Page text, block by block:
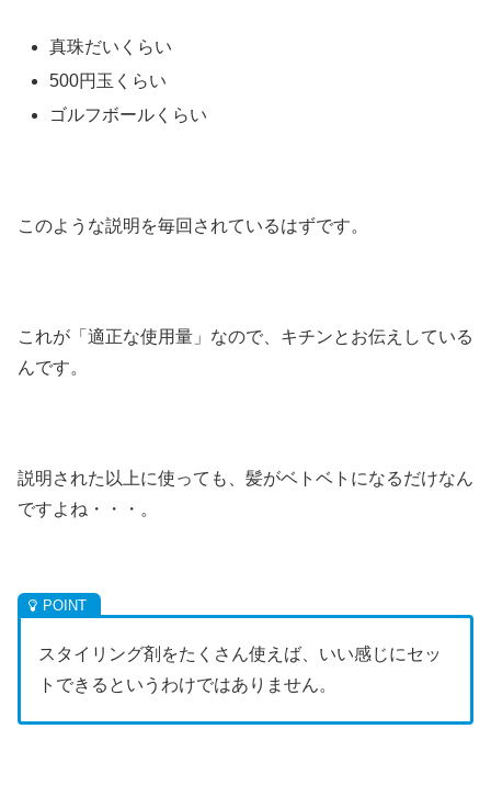
真珠だいくらい
500円玉くらい
ゴルフボールくらい
このような説明を毎回されているはずです。
これが「適正な使用量」なので、キチンとお伝えしている
んです。
説明された以上に使っても、髪がベトベトになるだけなん
ですよね・・・。
スタイリング剤をたくさん使えば、いい感じにセッ
トできるというわけではありません。